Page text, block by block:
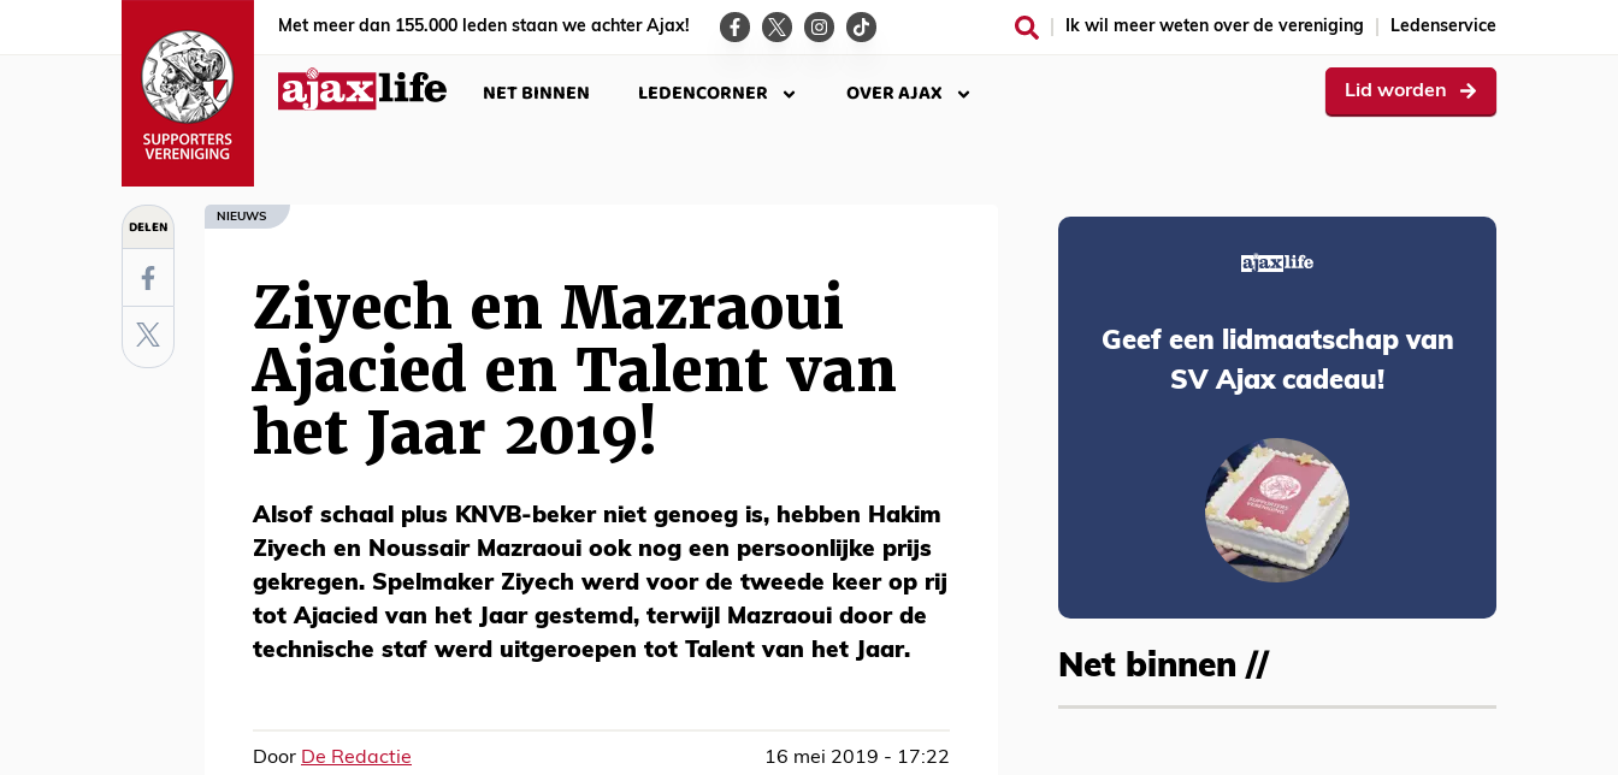
Met meer dan 155.000 leden staan we achter Ajax! Ik wil meer weten over de vereniging Ledenservice
NET BINNEN LEDENCORNER OVER AJAX Lid worden
DELEN NIEUWS
Ziyech en Mazraoui
Ajacied en Talent van
het Jaar 2019!
Alsof schaal plus KNVB-beker niet genoeg is, hebben Hakim
Ziyech en Noussair Mazraoui ook nog een persoonlijke prijs
gekregen. Spelmaker Ziyech werd voor de tweede keer op rij
tot Ajacied van het Jaar gestemd, terwijl Mazraoui door de
technische staf werd uitgeroepen tot Talent van het Jaar.
Door De Redactie 16 mei 2019 - 17:22
Geef een lidmaatschap van
SV Ajax cadeau!
Net binnen //